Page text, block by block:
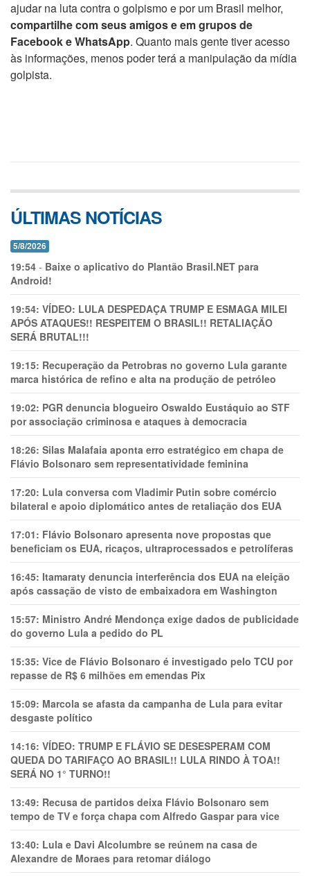
ajudar na luta contra o golpismo e por um Brasil melhor,
compartilhe com seus amigos e em grupos de
Facebook e WhatsApp. Quanto mais gente tiver acesso
às informações, menos poder terá a manipulação da mídia
golpista.
ÚLTIMAS NOTÍCIAS
5/8/2026
19:54 - Baixe o aplicativo do Plantão Brasil.NET para
Android!
19:54: VÍDEO: LULA DESPEDAÇA TRUMP E ESMAGA MILEI
APÓS ATAQUES!! RESPEITEM O BRASIL!! RETALIAÇÃO
SERÁ BRUTAL!!!
19:15: Recuperação da Petrobras no governo Lula garante
marca histórica de refino e alta na produção de petróleo
19:02: PGR denuncia blogueiro Oswaldo Eustáquio ao STF
por associação criminosa e ataques à democracia
18:26: Silas Malafaia aponta erro estratégico em chapa de
Flávio Bolsonaro sem representatividade feminina
17:20: Lula conversa com Vladimir Putin sobre comércio
bilateral e apoio diplomático antes de retaliação dos EUA
17:01: Flávio Bolsonaro apresenta nove propostas que
beneficiam os EUA, ricaços, ultraprocessados e petrolíferas
16:45: Itamaraty denuncia interferência dos EUA na eleição
após cassação de visto de embaixadora em Washington
15:57: Ministro André Mendonça exige dados de publicidade
do governo Lula a pedido do PL
15:35: Vice de Flávio Bolsonaro é investigado pelo TCU por
repasse de R$ 6 milhões em emendas Pix
15:09: Marcola se afasta da campanha de Lula para evitar
desgaste político
14:16: VÍDEO: TRUMP E FLÁVIO SE DESESPERAM COM
QUEDA DO TARIFAÇO AO BRASIL!! LULA RINDO À TOA!!
SERÁ NO 1° TURNO!!
13:49: Recusa de partidos deixa Flávio Bolsonaro sem
tempo de TV e força chapa com Alfredo Gaspar para vice
13:40: Lula e Davi Alcolumbre se reúnem na casa de
Alexandre de Moraes para retomar diálogo